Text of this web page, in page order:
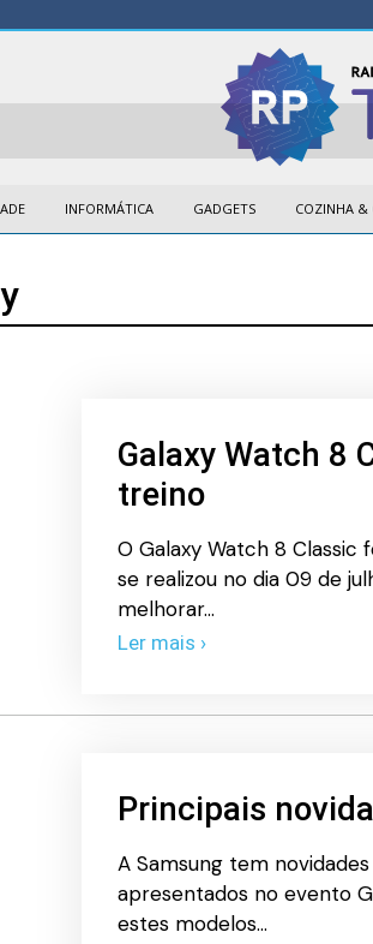
INFORMÁTICA GADGETS COZINHA &
Galaxy Watch 8
treino
O Galaxy Watch 8 Classic
se realizou no dia 09 de
melhorar…
Ler mais ›
Principais
A Samsung tem
apresentados no evento
estes modelos…